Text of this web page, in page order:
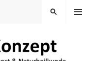
MENU
SEARCH